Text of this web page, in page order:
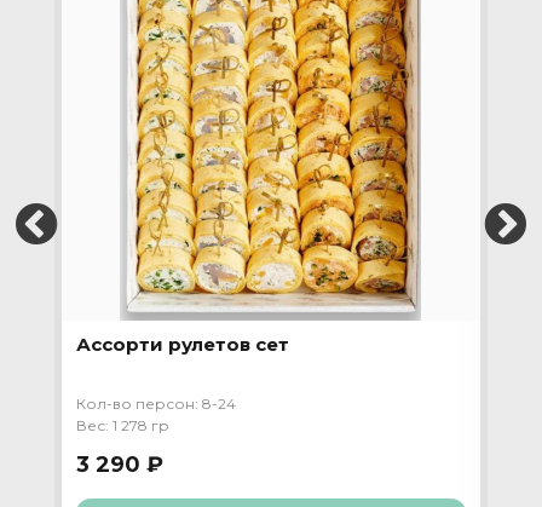
Ассорти рулетов сет
Кол-во персон: 8-24
Вес: 1 278 гр
3 290 ₽